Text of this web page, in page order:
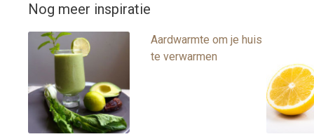
Nog meer inspiratie
Aardwarmte om je huis
te verwarmen